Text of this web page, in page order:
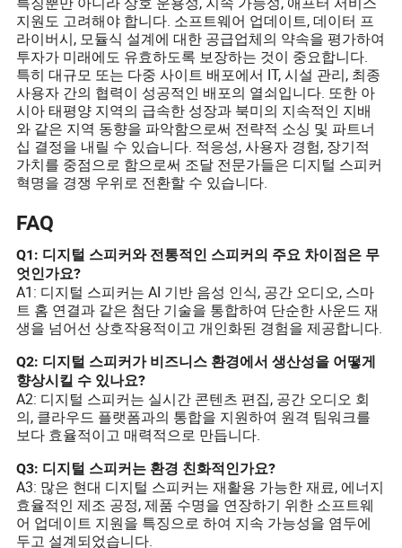
지원도 고려해야 합니다. 소프트웨어 업데이트, 데이터 프
라이버시, 모듈식 설계에 대한 공급업체의 약속을 평가하여
투자가 미래에도 유효하도록 보장하는 것이 중요합니다.
특히 대규모 또는 다중 사이트 배포에서 IT, 시설 관리, 최종
사용자 간의 협력이 성공적인 배포의 열쇠입니다. 또한 아
시아 태평양 지역의 급속한 성장과 북미의 지속적인 지배
와 같은 지역 동향을 파악함으로써 전략적 소싱 및 파트너
십 결정을 내릴 수 있습니다. 적응성, 사용자 경험, 장기적
가치를 중점으로 함으로써 조달 전문가들은 디지털 스피커
혁명을 경쟁 우위로 전환할 수 있습니다.
FAQ
Q1: 디지털 스피커와 전통적인 스피커의 주요 차이점은 무
엇인가요?
A1: 디지털 스피커는 AI 기반 음성 인식, 공간 오디오, 스마
트 홈 연결과 같은 첨단 기술을 통합하여 단순한 사운드 재
생을 넘어선 상호작용적이고 개인화된 경험을 제공합니다.
Q2: 디지털 스피커가 비즈니스 환경에서 생산성을 어떻게
향상시킬 수 있나요?
A2: 디지털 스피커는 실시간 콘텐츠 편집, 공간 오디오 회
의, 클라우드 플랫폼과의 통합을 지원하여 원격 팀워크를
보다 효율적이고 매력적으로 만듭니다.
Q3: 디지털 스피커는 환경 친화적인가요?
A3: 많은 현대 디지털 스피커는 재활용 가능한 재료, 에너지
효율적인 제조 공정, 제품 수명을 연장하기 위한 소프트웨
어 업데이트 지원을 특징으로 하여 지속 가능성을 염두에
두고 설계되었습니다.